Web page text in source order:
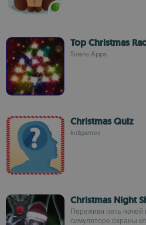
Top Christmas
Sirens Apps
Christmas Quiz
kidgames
Christmas Night
Переживи пять ночей
симуляторе охраны